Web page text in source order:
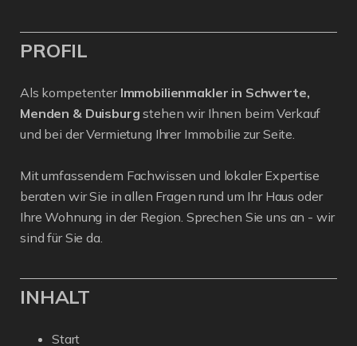
PROFIL
Als kompetenter Immobilienmakler in Schwerte,
Menden & Duisburg stehen wir Ihnen beim Verkauf
und bei der Vermietung Ihrer Immobilie zur Seite.
Mit umfassendem Fachwissen und lokaler Expertise
beraten wir Sie in allen Fragen rund um Ihr Haus oder
Ihre Wohnung in der Region. Sprechen Sie uns an - wir
sind für Sie da.
INHALT
Start